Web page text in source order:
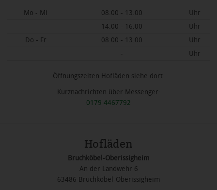
Mo - Mi 08.00 - 13.00
Uhr
14.00 - 16.00
Uhr
Do - Fr
08.00 - 13.00
Uhr
-
Uhr
Öffnungszeiten Hofläden siehe dort.
Kurznachrichten über Messenger:
0179 4467792
Hofläden
Bruchköbel-Oberissigheim
An der Landwehr 6
63486 Bruchköbel-Oberissigheim